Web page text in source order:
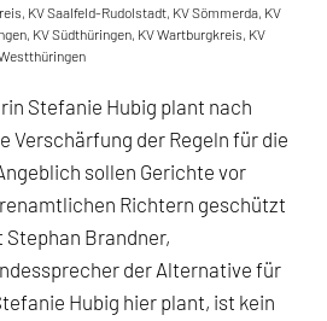
, KV Saalfeld-Rudolstadt, KV Sömmerda, KV
, KV Südthüringen, KV Wartburgkreis, KV
Stefanie Hubig plant nach
Verschärfung der Regeln für die
sollen Gerichte vor
Richtern geschützt
Brandner,
der Alternative für
Hubig hier plant, ist kein